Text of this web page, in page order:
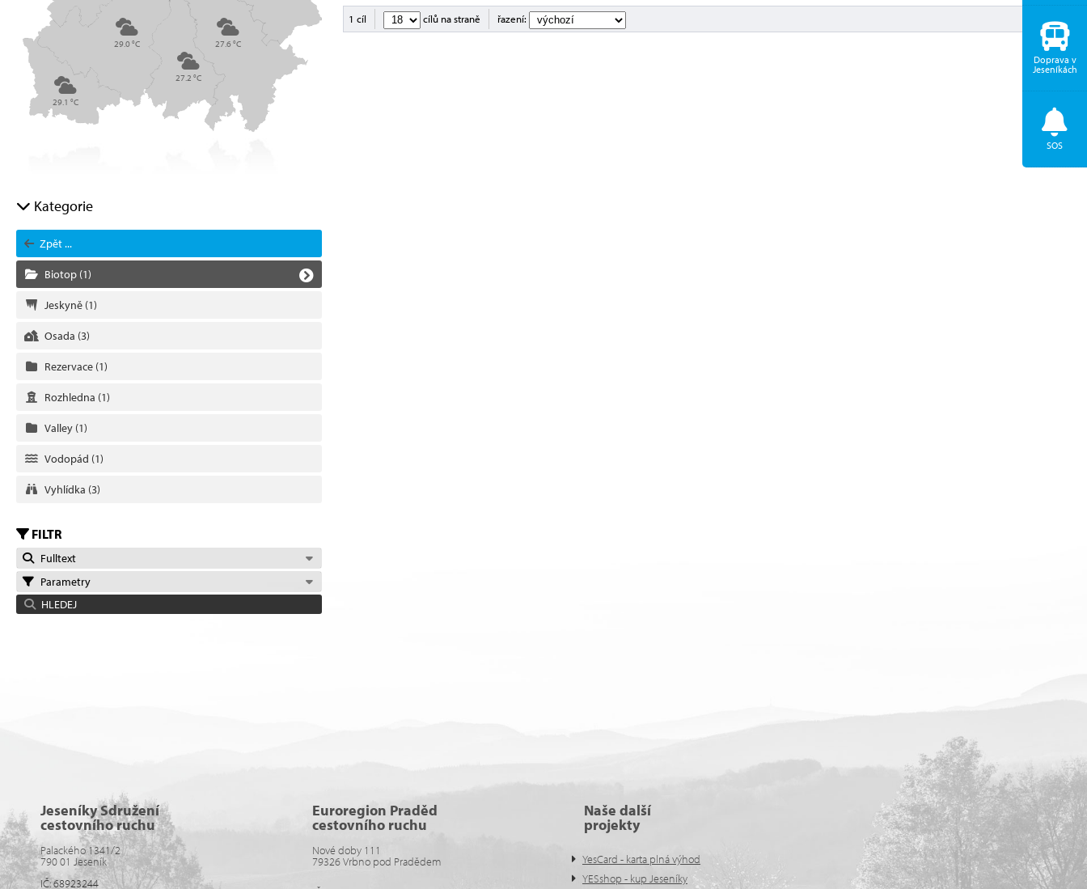
29.0 °C
29.1 °C
27.6 °C
27.2 °C
Kategorie
Zpět ...
Biotop (1)
Jeskyně (1)
Osada (3)
Rezervace (1)
Rozhledna (1)
Valley (1)
Vodopád (1)
Vyhlídka (3)
FILTR
Fulltext
Parametry
HLEDEJ
1 cíl cílů na straně řazení:
Jeseníky Sdružení
cestovního ruchu
Palackého 1341/2
790 01 Jeseník
IČ: 68923244
Euroregion Praděd
cestovního ruchu
Nové doby 111
79326 Vrbno pod Pradědem
Naše další
projekty
YesCard - karta plná výhod
YESshop - kup Jeseníky
Doprava v
Jeseníkách
SOS